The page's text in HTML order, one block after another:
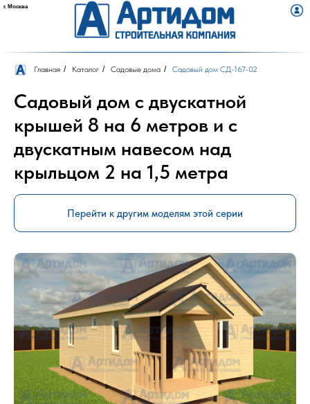
г. Москва
Главная / Каталог / Садовые дома / Садовый дом СД-167-02
Садовый дом с двускатной
крышей 8 на 6 метров и с
двускатным навесом над
крыльцом 2 на 1,5 метра
Перейти к другим моделям этой серии
Навигация
Назад